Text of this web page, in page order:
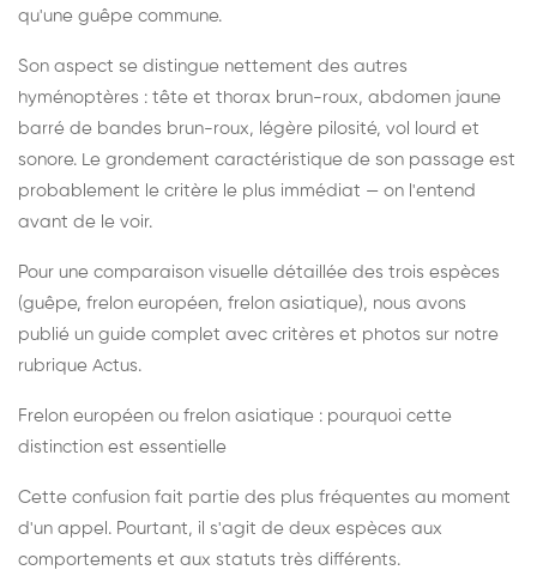
qu'une guêpe commune.
Son aspect se distingue nettement des autres
hyménoptères : tête et thorax brun-roux, abdomen jaune
barré de bandes brun-roux, légère pilosité, vol lourd et
sonore. Le grondement caractéristique de son passage est
probablement le critère le plus immédiat — on l'entend
avant de le voir.
Pour une comparaison visuelle détaillée des trois espèces
(guêpe, frelon européen, frelon asiatique), nous avons
publié un guide complet avec critères et photos sur notre
rubrique Actus.
Frelon européen ou frelon asiatique : pourquoi cette
distinction est essentielle
Cette confusion fait partie des plus fréquentes au moment
d'un appel. Pourtant, il s'agit de deux espèces aux
comportements et aux statuts très différents.